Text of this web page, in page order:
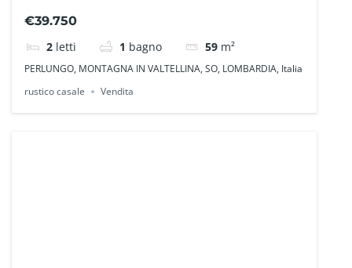
€39.750
2 letti 1 bagno 59 m²
PERLUNGO, MONTAGNA IN VALTELLINA, SO, LOMBARDIA, Italia
rustico casale
Vendita